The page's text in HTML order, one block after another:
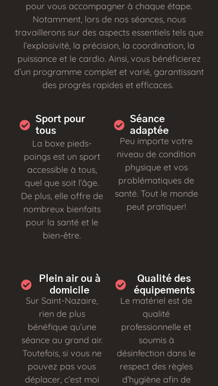
pour vous accompagner à chaque étape.
Notamment, lors de nos séances, nous
travaillerons sur des aspects essentiels tels que
l’explosivité, la précision, la coordination, la
puissance et le cardio. Ainsi, vous bénéficierez
d’un programme complet et varié, garantissant
des progrès rapides et efficaces.
Sport pour
tous
La boxe pieds-
poings est un sport
accessible à tous,
quel que soit l’âge.
De plus, elle offre de
nombreux bienfaits
pour la santé et le
bien-être.
Séance
adaptée
Peu importe votre
niveau de condition
physique et vos
problématiques de
santé. Tout le monde
peut pratiquer!
Plein air ou à
domicile
Sur Saint-Nazaire,
rien de plus
bénéfique qu’une
séance au grand air.
Toutefois, si vous ne
pouvez pas vous
déplacer, c’est moi
Qualité des
équipements
Le matériel est de
qualité
professionnelle et
soumis à
désinfection dans le
respect des règles
d’hygiène afin de